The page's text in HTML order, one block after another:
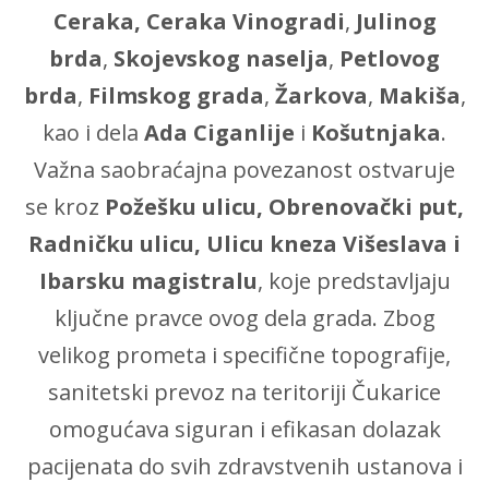
Ceraka, Ceraka Vinogradi, Julinog
brda, Skojevskog naselja, Petlovog
brda, Filmskog grada, Žarkova, Makiša,
kao i dela Ada Ciganlije i Košutnjaka.
Važna saobraćajna povezanost ostvaruje
se kroz Požešku ulicu, Obrenovački put,
Radničku ulicu, Ulicu kneza Višeslava i
Ibarsku magistralu, koje predstavljaju
ključne pravce ovog dela grada. Zbog
velikog prometa i specifične topografije,
sanitetski prevoz na teritoriji Čukarice
omogućava siguran i efikasan dolazak
pacijenata do svih zdravstvenih ustanova i